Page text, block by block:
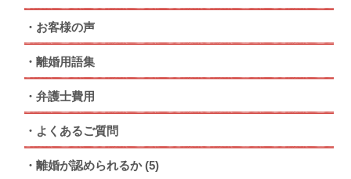
お客様の声
離婚用語集
弁護士費用
よくあるご質問
離婚が認められるか (5)